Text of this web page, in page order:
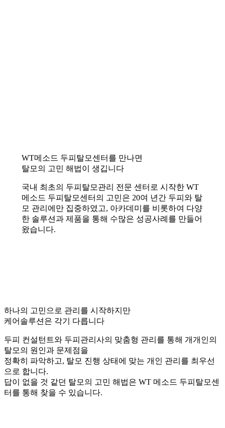
WT메소드 두피탈모센터를 만나면
탈모의 고민 해법이 생깁니다
국내 최초의 두피탈모관리 전문 센터로 시작한 WT
메소드 두피탈모센터의 고민은 20여 년간 두피와 탈
모 관리에만 집중하였고, 아카데미를 비롯하여 다양
한 솔루션과 제품을 통해 수많은 성공사례를 만들어
왔습니다.
하나의 고민으로 관리를 시작하지만
케어솔루션은 각기 다릅니다
두피 컨설턴트와 두피관리사의 맞춤형 관리를 통해 개개인의
탈모의 원인과 문제점을
정확히 파악하고, 탈모 진행 상태에 맞는 개인 관리를 최우선
으로 합니다.
답이 없을 것 같던 탈모의 고민 해법은 WT 메소드 두피탈모센
터를 통해 찾을 수 있습니다.